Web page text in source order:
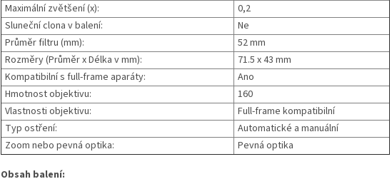
Maximální zvětšení (x):
0,2
Sluneční clona v balení:
Ne
Průměr filtru (mm):
52 mm
Rozměry (Průměr x Délka v mm):
71.5 x 43 mm
Kompatibilní s full-frame aparáty:
Ano
Hmotnost objektivu:
160
Vlastnosti objektivu:
Full-frame kompatibilní
Typ ostření:
Automatické a manuální
Zoom nebo pevná optika:
Pevná optika
Obsah balení: